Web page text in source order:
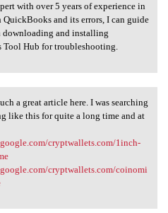
with over 5 years of experience in
and its errors, I can guide
downloading and installing
Tool Hub for troubleshooting.
a great
a great article here. I was searching
like this for quite a long time and at
cryptwallets.com/1inch-
cryptwallets.com/coinomi